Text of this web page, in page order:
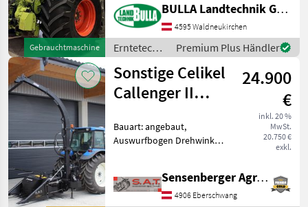
Gebrauchtmaschine
selbstfahrend,
Auswurfbogen Drehwinkel
(Grad): 190, Komfortsitz,
Rückfahrkamera,
Einweisersitz, K
BULLA Landtechnik GmbH
4595 Waldneukirchen
Erntetechnik
Ackerbau /
Claas
Premium Plus Händler
Sonstige Celikel
Callenger II
NEU
24.900
€
inkl. 20 %
MwSt.
20.750 €
exkl.
Bauart: angebaut,
Auswurfbogen Drehwinkel
Frühbezug bis 20 Juli-
Lieferung Anfang
Sensenberger Agrar-Technik
4906 Eberschwang